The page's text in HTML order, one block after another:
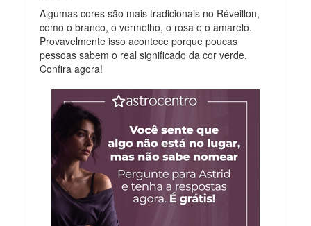
Algumas cores são mais tradicionais no Réveillon,
como o branco, o vermelho, o rosa e o amarelo.
Provavelmente isso acontece porque poucas
pessoas sabem o real significado da cor verde.
Confira agora!